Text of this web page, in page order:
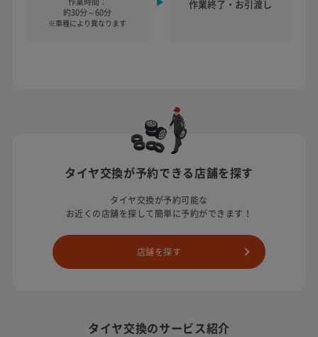
約30分～60分
※車種により異なります
作業終了・お引渡し
タイヤ交換が予約できる店舗を探す
タイヤ交換が予約可能な
お近くの店舗を探して簡単に予約ができます！
店舗を探す
タイヤ交換のサービス紹介